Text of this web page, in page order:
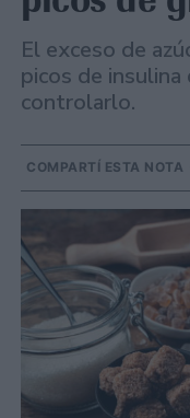
El exceso de
picos de
controlarlo.
COMPARTÍ ESTA NOTA